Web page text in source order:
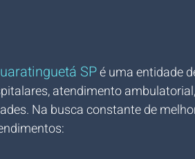
SP é uma entidade
atendimento
Na busca constante de